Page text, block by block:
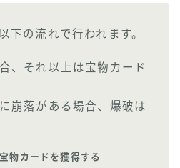
下の流れで行われます。
、それ以上は宝物カード
崩落がある場合、爆破は
物カードを獲得する